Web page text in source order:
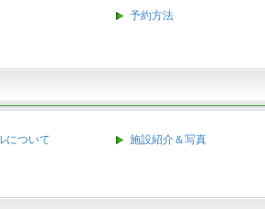
予約方法
について 施設紹介＆写真